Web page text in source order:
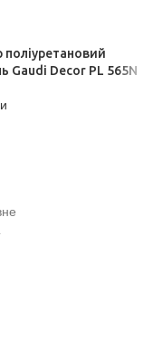
поліуретановий
Gaudi Decor PL 565N